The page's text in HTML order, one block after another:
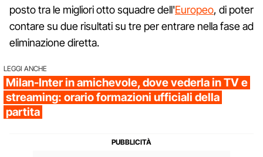
posto tra le migliori otto squadre dell'Europeo, di poter
contare su due risultati su tre per entrare nella fase ad
eliminazione diretta.
LEGGI ANCHE
Milan-Inter in amichevole, dove vederla in TV e
streaming: orario formazioni ufficiali della
partita